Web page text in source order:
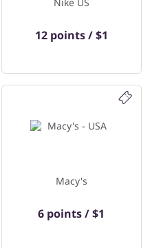
12 points / $1
Macy's
6 points / $1